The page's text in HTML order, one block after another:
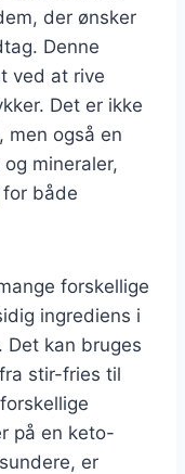
der ønsker
Denne
ved at rive
Det er ikke
men også en
mineraler,
både
forskellige
ingrediens i
Det kan bruges
stir-fries til
på en keto-
er